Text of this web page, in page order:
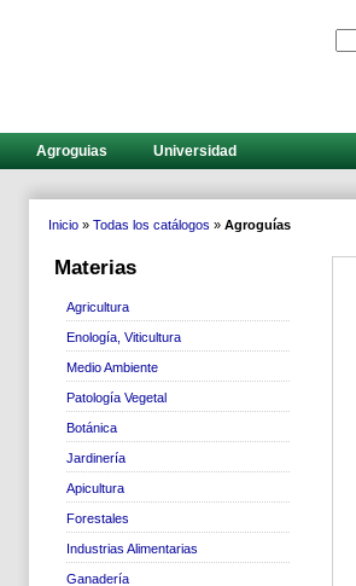
Agroguias Universidad
Inicio» Todas los catálogos » Agroguías
Materias
Agricultura
Enología, Viticultura
Medio Ambiente
Patología Vegetal
Botánica
Jardinería
Apicultura
Forestales
Industrias Alimentarias
Ganadería